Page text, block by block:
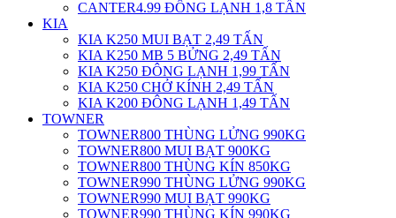
CANTER4.99 ĐÔNG LẠNH 1,8 TẤN
KIA
KIA K250 MUI BẠT 2,49 TẤN
KIA K250 MB 5 BỬNG 2,49 TẤN
KIA K250 ĐÔNG LẠNH 1,99 TẤN
KIA K250 CHỞ KÍNH 2,49 TẤN
KIA K200 ĐÔNG LẠNH 1,49 TẤN
TOWNER
TOWNER800 THÙNG LỬNG 990KG
TOWNER800 MUI BẠT 900KG
TOWNER800 THÙNG KÍN 850KG
TOWNER990 THÙNG LỬNG 990KG
TOWNER990 MUI BẠT 990KG
TOWNER990 THÙNG KÍN 990KG